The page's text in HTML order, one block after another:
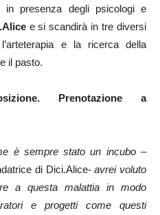
in presenza degli psicologi e
e si scandirà in tre diversi
e la ricerca della
il pasto.
Prenotazione a
è sempre stato un incubo –
di Dici.Alice-avrei voluto
a questa malattia in modo
e progetti come questi